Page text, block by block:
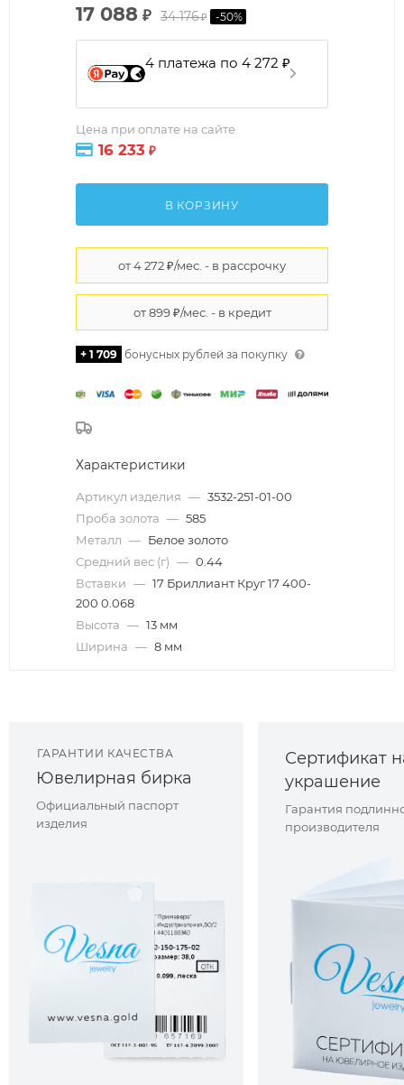
17 088 ₽ 34 176₽ -50%
4 платежа по 4 272 ₽
Цена при оплате на сайте
16 233 ₽
В КОРЗИНУ
+ 1 709 бонусных рублей за покупку
Характеристики
Артикул изделия — 3532-251-01-00
Проба золота — 585
Металл — Белое золото
Средний вес (г) — 0.44
Вставки — 17 Бриллиант Круг 17 400-
200 0.068
Высота — 13 мм
Ширина — 8 мм
ГАРАНТИИ КАЧЕСТВА
Ювелирная бирка
Официальный паспорт
изделия
Сертификат
украшение
Гарантия
производителя